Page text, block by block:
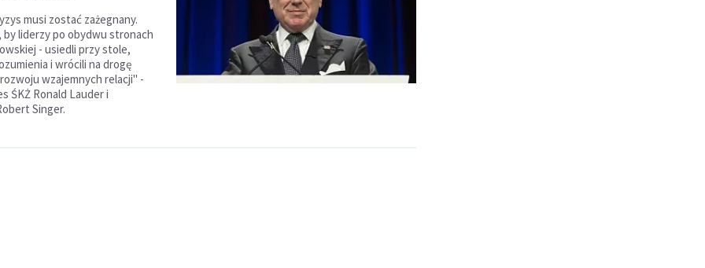
musi zostać zażegnany.
by liderzy po obydwu stronach
- usiedli przy stole,
i wrócili na drogę
wzajemnych relacji" -
ŚKŻ Ronald Lauder i
Singer.